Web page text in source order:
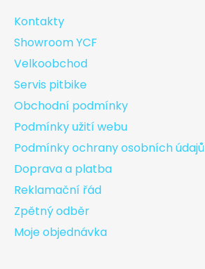
Kontakty
Showroom YCF
Velkoobchod
Servis pitbike
Obchodní podmínky
Podmínky užití webu
Podmínky ochrany osobních údajů
Doprava a platba
Reklamační řád
Zpětný odběr
Moje objednávka